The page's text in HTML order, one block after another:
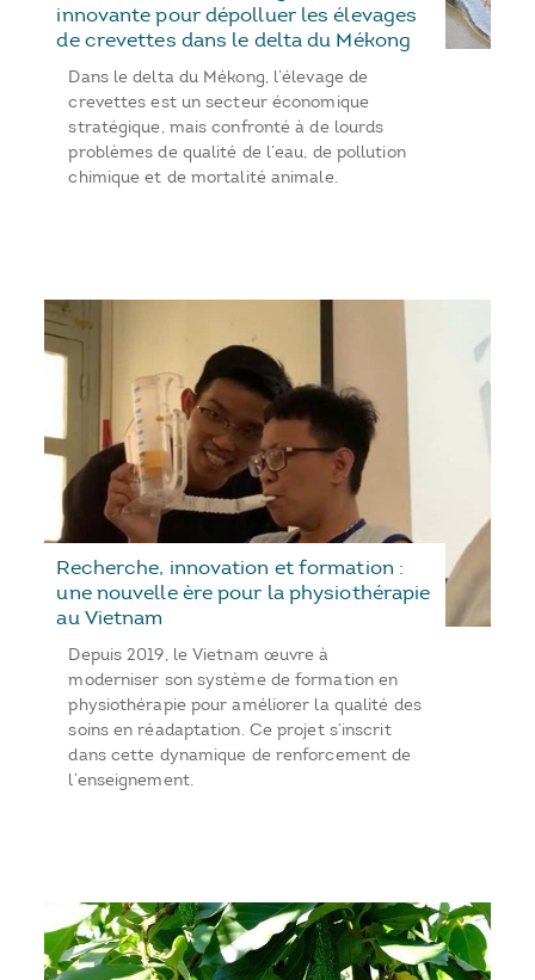
innovante pour dépolluer les élevages
de crevettes dans le delta du Mékong
Dans le delta du Mékong, l’élevage de
crevettes est un secteur économique
stratégique, mais confronté à de lourds
problèmes de qualité de l’eau, de pollution
chimique et de mortalité animale.
Recherche, innovation et formation :
une nouvelle ère pour la physiothérapie
au Vietnam
Depuis 2019, le Vietnam œuvre à
moderniser son système de formation en
physiothérapie pour améliorer la qualité des
soins en réadaptation. Ce projet s’inscrit
dans cette dynamique de renforcement de
l’enseignement.